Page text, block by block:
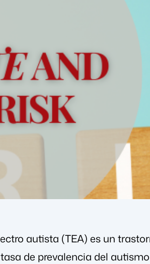
autista (TEA) es un
de prevalencia del